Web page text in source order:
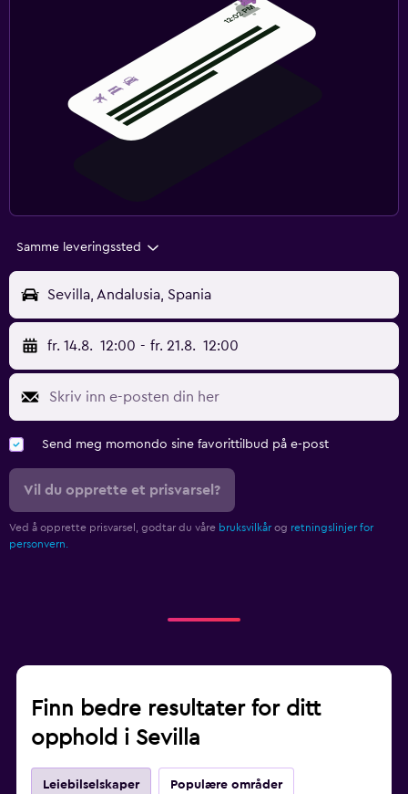
Samme leveringssted
Sevilla, Andalusia, Spania
fr. 14.8. 12:00 - fr. 21.8. 12:00
Send meg momondo sine favorittilbud på e-post
Vil du opprette et prisvarsel?
Ved å opprette prisvarsel, godtar du våre bruksvilkår og retningslinjer for
personvern.
Finn bedre resultater for ditt
opphold i Sevilla
Leiebilselskaper Populære områder